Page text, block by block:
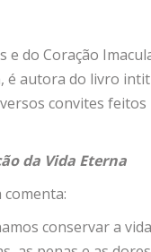
e do Coração
é autora do livro
convites
da Vida Eterna
comenta:
conservar a